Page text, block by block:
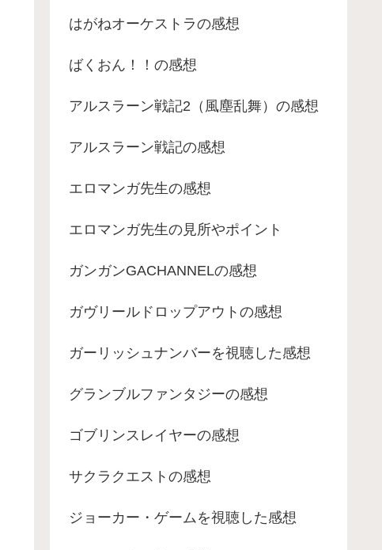
はがねオーケストラの感想
ばくおん！！の感想
アルスラーン戦記2（風塵乱舞）の感想
アルスラーン戦記の感想
エロマンガ先生の感想
エロマンガ先生の見所やポイント
ガンガンGACHANNELの感想
ガヴリールドロップアウトの感想
ガーリッシュナンバーを視聴した感想
グランブルファンタジーの感想
ゴブリンスレイヤーの感想
サクラクエストの感想
ジョーカー・ゲームを視聴した感想